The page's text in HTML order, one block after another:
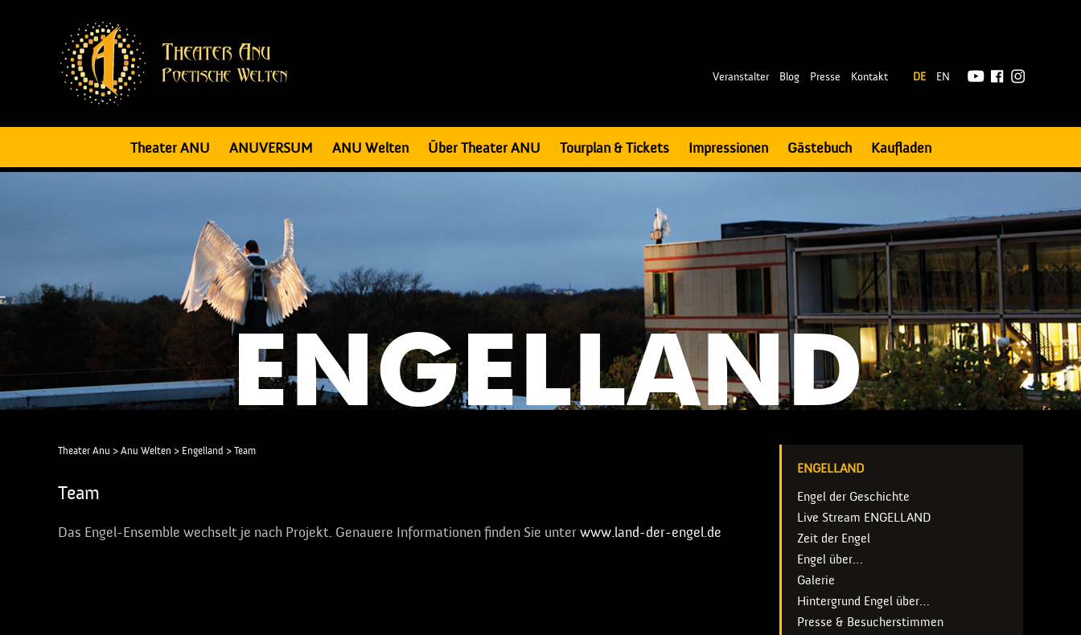
Veranstalter Blog Presse Kontakt DE EN
Theater ANU ANUVERSUM ANU Welten Über Theater ANU Tourplan & Tickets Impressionen Gästebuch Kaufladen
ENGELLAND
Engel der Geschichte
Live Stream ENGELLAND
Zeit der Engel
Engel über…
Galerie
Hintergrund Engel über…
Presse & Besucherstimmen
Theater Anu > Anu Welten > Engelland > Team
Team
Das Engel-Ensemble wechselt je nach Projekt. Genauere Informationen finden Sie unterwww.land-der-engel.de